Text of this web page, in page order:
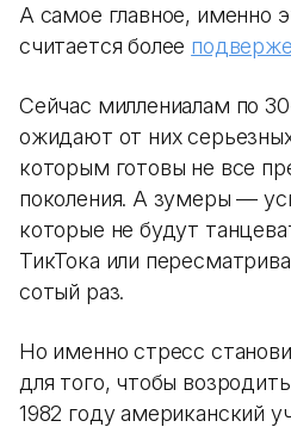
А самое главное, именно
считается более
Сейчас миллениалам по
ожидают от них
которым готовы не все
поколения. А зумеры —
которые не будут
ТикТока или
сотый раз.
Но именно стресс
для того, чтобы
1982 году американский